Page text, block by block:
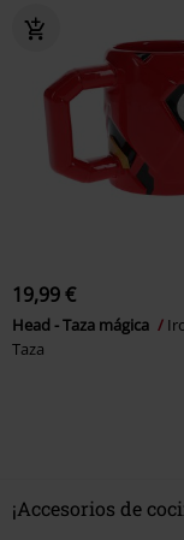
19,99 €
Head - Taza mágica
Taza
¡Accesorios de